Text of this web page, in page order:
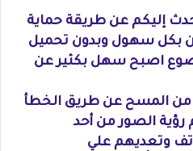
إليكم عن طريقة حماية
بكل سهول وبدون تحميل
اصبح سهل بكثير عن
من المسح عن طريق الخطأ
رؤية الصور من أحد
وتعديهم علي